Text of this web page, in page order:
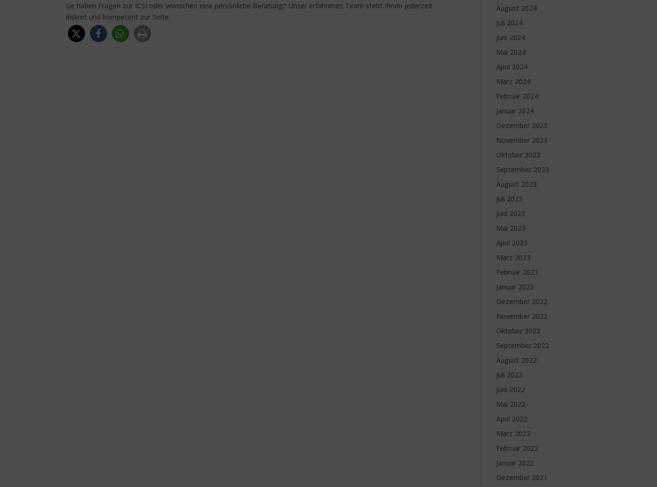
Sie haben Fragen zur ICSI oder wünschen eine persönliche Beratung? Unser erfahrenes Team steht Ihnen jederzeit
diskret und kompetent zur Seite.
August 2024
Juli 2024
Juni 2024
Mai 2024
April 2024
März 2024
Februar 2024
Januar 2024
Dezember 2023
November 2023
Oktober 2023
September 2023
August 2023
Juli 2023
Juni 2023
Mai 2023
April 2023
März 2023
Februar 2023
Januar 2023
Dezember 2022
November 2022
Oktober 2022
September 2022
August 2022
Juli 2022
Juni 2022
Mai 2022
April 2022
März 2022
Februar 2022
Januar 2022
Dezember 2021